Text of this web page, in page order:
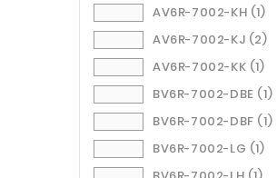
AV6R-7002-KH (1)
AV6R-7002-KJ (2)
AV6R-7002-KK (1)
BV6R-7002-DBE (1)
BV6R-7002-DBF (1)
BV6R-7002-LG (1)